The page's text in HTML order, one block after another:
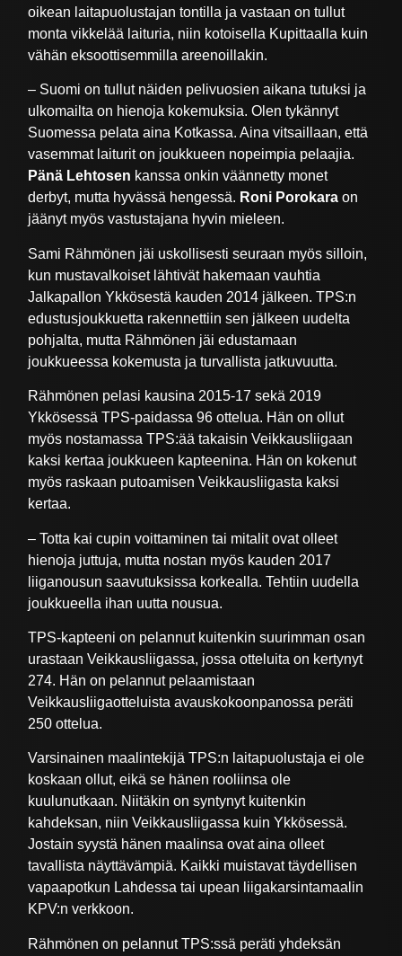
oikean laitapuolustajan tontilla ja vastaan on tullut
monta vikkelää laituria, niin kotoisella Kupittaalla kuin
vähän eksoottisemmilla areenoillakin.
– Suomi on tullut näiden pelivuosien aikana tutuksi ja
ulkomailta on hienoja kokemuksia. Olen tykännyt
Suomessa pelata aina Kotkassa. Aina vitsaillaan, että
vasemmat laiturit on joukkueen nopeimpia pelaajia.
Pänä Lehtosen kanssa onkin väännetty monet
derbyt, mutta hyvässä hengessä. Roni Porokara on
jäänyt myös vastustajana hyvin mieleen.
Sami Rähmönen jäi uskollisesti seuraan myös silloin,
kun mustavalkoiset lähtivät hakemaan vauhtia
Jalkapallon Ykkösestä kauden 2014 jälkeen. TPS:n
edustusjoukkuetta rakennettiin sen jälkeen uudelta
pohjalta, mutta Rähmönen jäi edustamaan
joukkueessa kokemusta ja turvallista jatkuvuutta.
Rähmönen pelasi kausina 2015-17 sekä 2019
Ykkösessä TPS-paidassa 96 ottelua. Hän on ollut
myös nostamassa TPS:ää takaisin Veikkausliigaan
kaksi kertaa joukkueen kapteenina. Hän on kokenut
myös raskaan putoamisen Veikkausliigasta kaksi
kertaa.
– Totta kai cupin voittaminen tai mitalit ovat olleet
hienoja juttuja, mutta nostan myös kauden 2017
liiganousun saavutuksissa korkealla. Tehtiin uudella
joukkueella ihan uutta nousua.
TPS-kapteeni on pelannut kuitenkin suurimman osan
urastaan Veikkausliigassa, jossa otteluita on kertynyt
274. Hän on pelannut pelaamistaan
Veikkausliigaotteluista avauskokoonpanossa peräti
250 ottelua.
Varsinainen maalintekijä TPS:n laitapuolustaja ei ole
koskaan ollut, eikä se hänen rooliinsa ole
kuulunutkaan. Niitäkin on syntynyt kuitenkin
kahdeksan, niin Veikkausliigassa kuin Ykkösessä.
Jostain syystä hänen maalinsa ovat aina olleet
tavallista näyttävämpiä. Kaikki muistavat täydellisen
vapaapotkun Lahdessa tai upean liigakarsintamaalin
KPV:n verkkoon.
Rähmönen on pelannut TPS:ssä peräti yhdeksän